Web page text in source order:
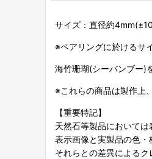
サイズ：直径約
※ペアリングに於けるサ
海竹珊瑚(シーバンブー)
※これらの商品は製作上
【重要特記】
天然石等製品において
表示画像と実製品の色
それらとの差異によるク